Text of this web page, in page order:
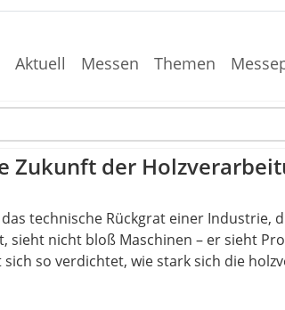
Aktuell Messen Themen
Zukunft der
technische Rückgrat einer
nicht bloß Maschinen – er sieht
so verdichtet, wie stark sich die